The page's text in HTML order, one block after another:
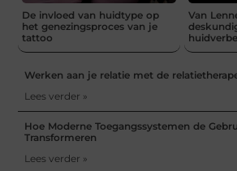
De invloed van huidtype op
het genezingsproces van je
tattoo
Van
Werken aan je relatie met de
Lees verder »
Hoe Moderne Toegangssystemen de
Transformeren
Lees verder »